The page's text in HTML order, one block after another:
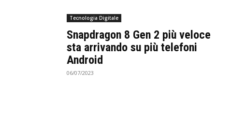
Tecnologia Digitale
Snapdragon 8 Gen 2 più veloce
sta arrivando su più telefoni
Android
06/07/2023